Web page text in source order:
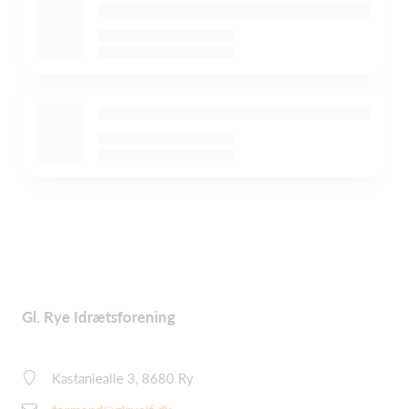
Gl. Rye Idrætsforening
Kastaniealle 3, 8680 Ry